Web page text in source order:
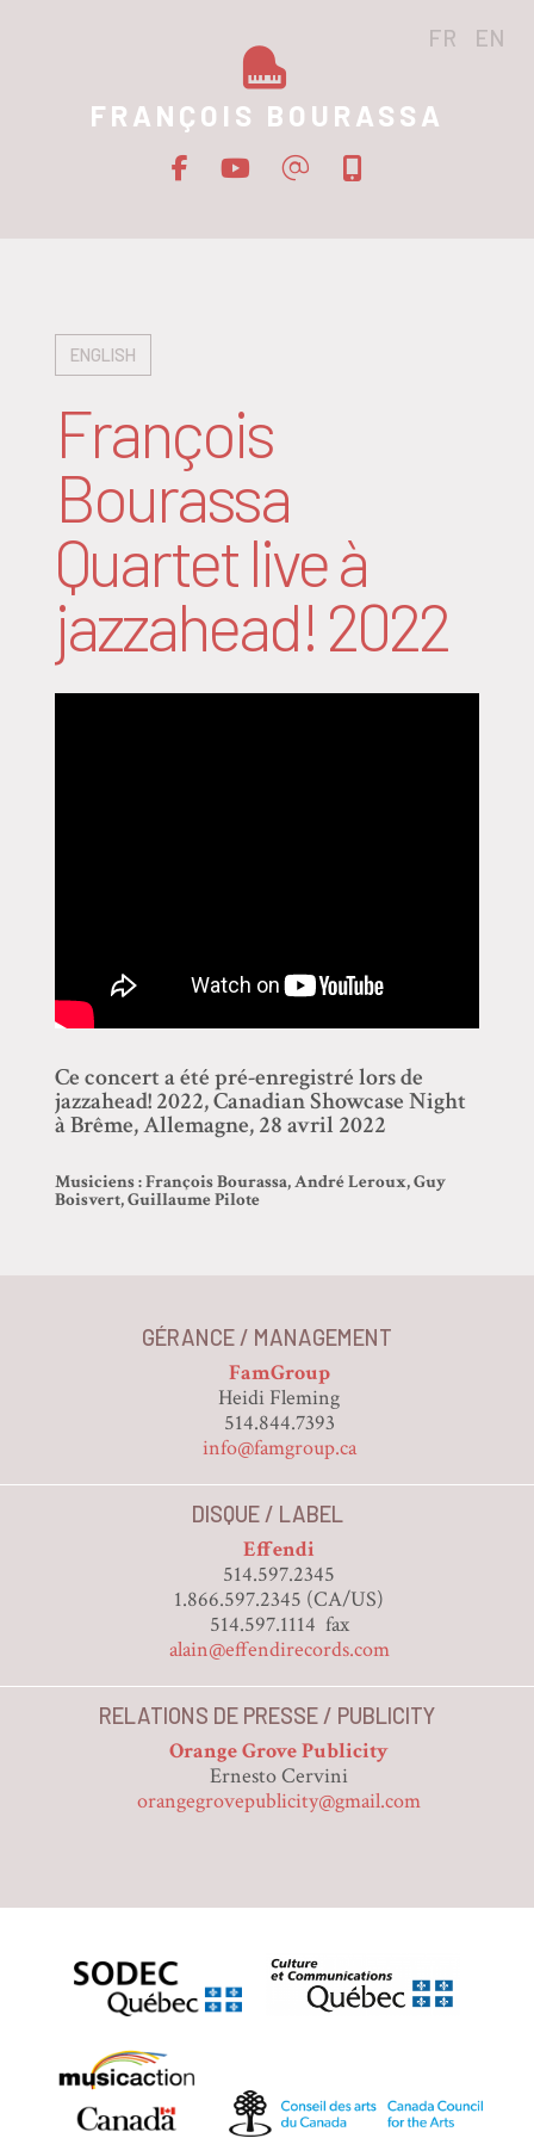
FRANÇOIS BOURASSA
FR EN
ENGLISH
François
Bourassa
Quartet live à
jazzahead! 2022
Ce concert a été pré-enregistré lors de
jazzahead! 2022, Canadian Showcase Night
à Brême, Allemagne, 28 avril 2022
Musiciens : François Bourassa, André Leroux, Guy
Boisvert, Guillaume Pilote
GÉRANCE / MANAGEMENT
FamGroup
Heidi Fleming
514.844.7393
info@famgroup.ca
DISQUE / LABEL
Effendi
514.597.2345
1.866.597.2345 (CA/US)
514.597.1114 fax
alain@effendirecords.com
RELATIONS DE PRESSE / PUBLICITY
Orange Grove Publicity
Ernesto Cervini
orangegrovepublicity@gmail.com